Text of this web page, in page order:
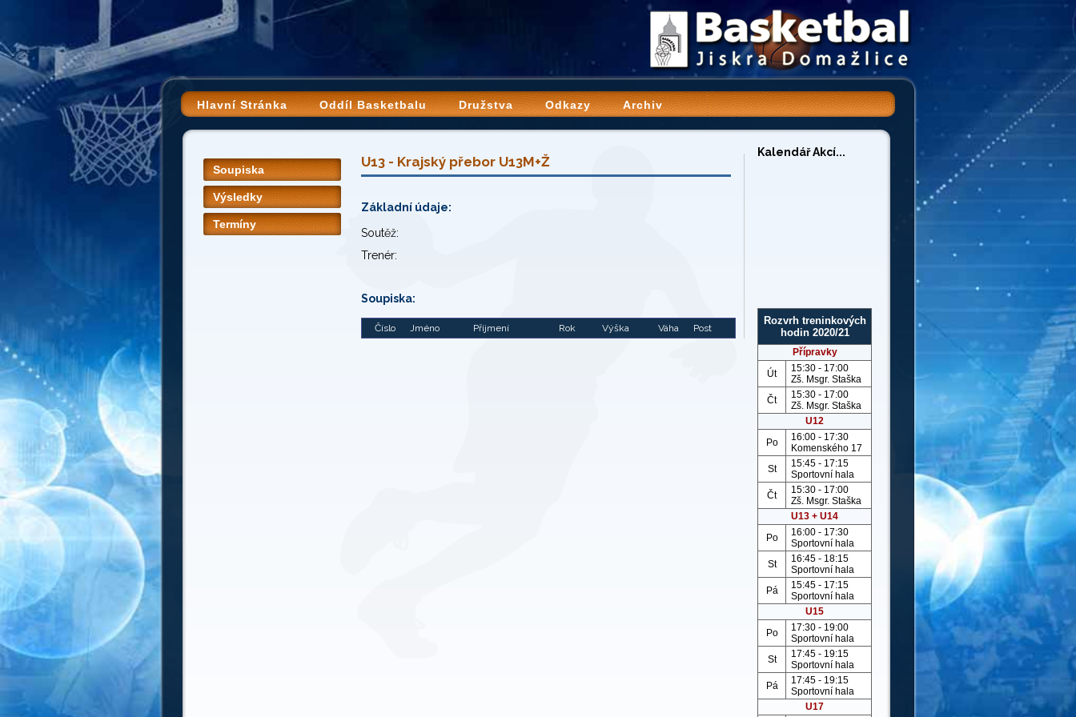
Hlavní Stránka Oddíl Basketbalu Družstva Odkazy Archiv
Soupiska
Výsledky
Termíny
U13 - Krajský přebor U13M+Ž
Základní údaje:
Soutěž:
Trenér:
Soupiska:
Číslo Jméno Příjmení Rok Výška Váha Post
Kalendář Akcí...
Rozvrh treninkových
hodin 2020/21
Přípravky
Út
15:30 - 17:00
Zš. Msgr. Staška
Čt
15:30 - 17:00
Zš. Msgr. Staška
U12
Po
16:00 - 17:30
Komenského 17
St
15:45 - 17:15
Sportovní hala
Čt
15:30 - 17:00
Zš. Msgr. Staška
U13 + U14
Po
16:00 - 17:30
Sportovní hala
St
16:45 - 18:15
Sportovní hala
Pá
15:45 - 17:15
Sportovní hala
U15
Po
17:30 - 19:00
Sportovní hala
St
17:45 - 19:15
Sportovní hala
Pá
17:45 - 19:15
Sportovní hala
U17